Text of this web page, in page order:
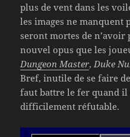
plus de vent dans les
les images ne manquent
seront mortes de n’avoir
nouvel opus que les
Dungeon Master, Duke
Bref, inutile de se faire
faut battre le fer quand il
difficilement réfutable.